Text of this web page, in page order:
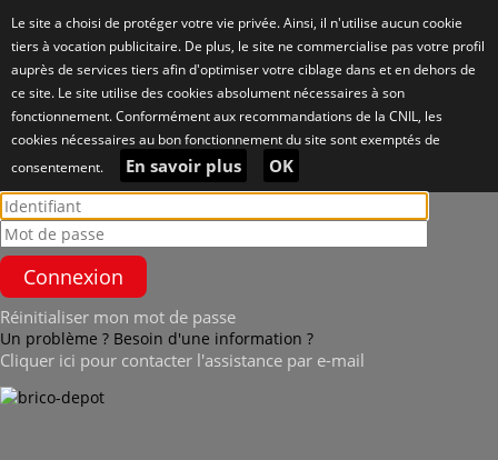
Le site a choisi de protéger votre vie privée. Ainsi, il n'utilise aucun cookie
tiers à vocation publicitaire. De plus, le site ne commercialise pas votre profil
auprès de services tiers afin d'optimiser votre ciblage dans et en dehors de
ce site. Le site utilise des cookies absolument nécessaires à son
fonctionnement. Conformément aux recommandations de la CNIL, les
cookies nécessaires au bon fonctionnement du site sont exemptés de
consentement.
En savoir plus OK
Réinitialiser mon mot de passe
Un problème ? Besoin d'une information ?
Cliquer ici pour contacter l'assistance par e-mail